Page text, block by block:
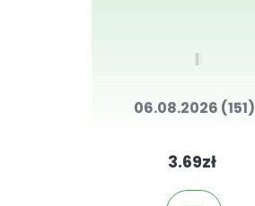
06.08.2026 (151)
3.69zł